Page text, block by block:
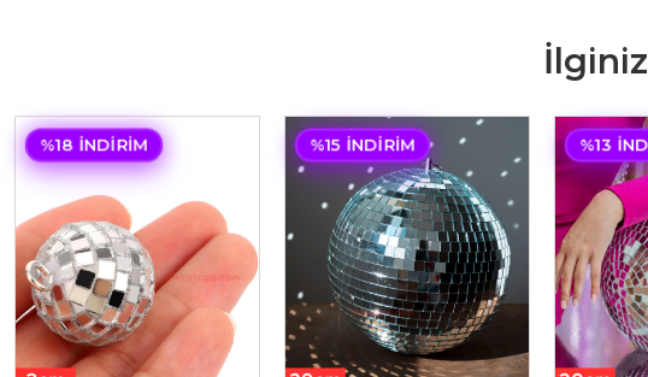
%18 İNDIRIM %15 İNDIRIM %13